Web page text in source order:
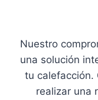
Nuestro
una solución
tu calefacción.
realizar una